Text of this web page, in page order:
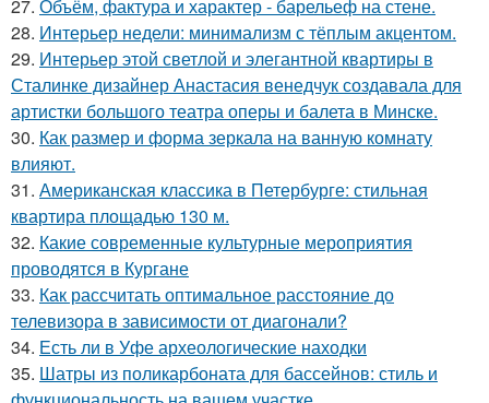
27. Объём, фактура и характер - барельеф на стене.
28. Интерьер недели: минимализм с тёплым акцентом.
29. Интерьер этой светлой и элегантной квартиры в
Сталинке дизайнер Анастасия венедчук создавала для
артистки большого театра оперы и балета в Минске.
30. Как размер и форма зеркала на ванную комнату
влияют.
31. Американская классика в Петербурге: стильная
квартира площадью 130 м.
32. Какие современные культурные мероприятия
проводятся в Кургане
33. Как рассчитать оптимальное расстояние до
телевизора в зависимости от диагонали?
34. Есть ли в Уфе археологические находки
35. Шатры из поликарбоната для бассейнов: стиль и